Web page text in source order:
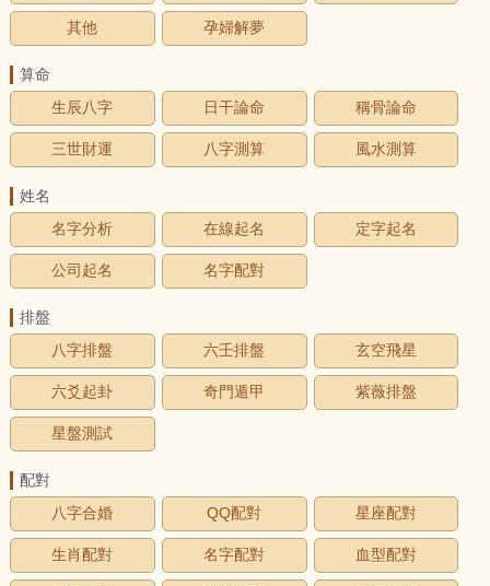
其他 孕婦解夢
算命
生辰八字
日干論命 稱骨論命
三世財運 八字測算 風水測算
姓名
名字分析
在線起名 定字起名
公司起名 名字配對
排盤
八字排盤
六壬排盤 玄空飛星
六爻起卦 奇門遁甲 紫薇排盤
星盤測試
配對
八字合婚
QQ配對 星座配對
生肖配對 名字配對 血型配對